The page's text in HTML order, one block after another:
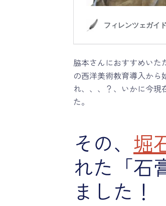
脇本さんにおすすめいた
の西洋美術教育導入か
れ、、、？、いかに今現
た。
その、 堀
れた「石
ました！